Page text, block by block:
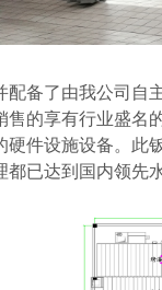
配备了由我公司自
售的享有行业盛名
硬件设施设备。此
都已达到国内领先